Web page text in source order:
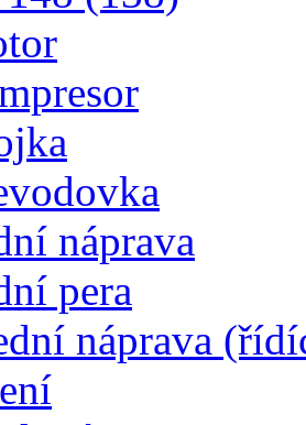
náprava
pera
náprava